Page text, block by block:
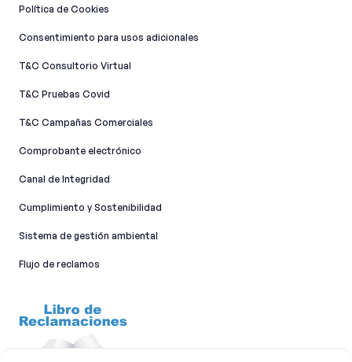
Política de Cookies
Consentimiento para usos adicionales
T&C Consultorio Virtual
T&C Pruebas Covid
T&C Campañas Comerciales
Comprobante electrónico
Canal de Integridad​
Cumplimiento y Sostenibilidad
Sistema de gestión ambiental
Flujo de reclamos